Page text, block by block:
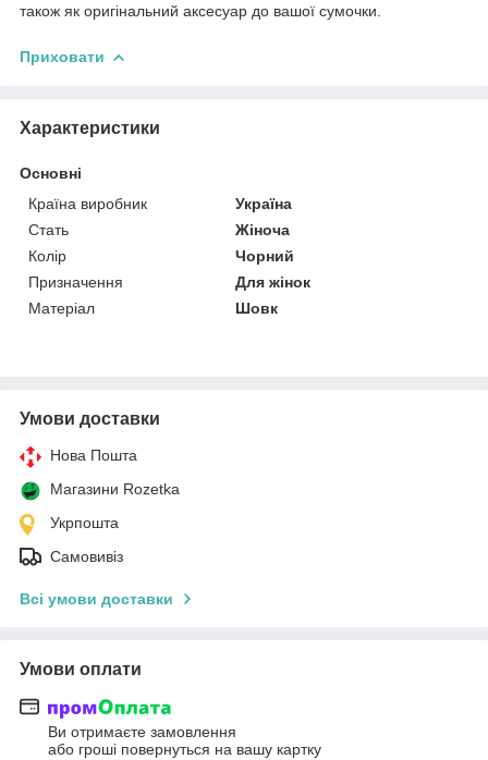
також як оригінальний аксесуар до вашої сумочки.
Приховати
Характеристики
Основні
Країна виробник
Україна
Стать
Жіноча
Колір
Чорний
Призначення
Для жінок
Матеріал
Шовк
Умови доставки
Нова Пошта
Магазини Rozetka
Укрпошта
Самовивіз
Всі умови доставки
Умови оплати
Ви отримаєте замовлення
або гроші повернуться на вашу картку